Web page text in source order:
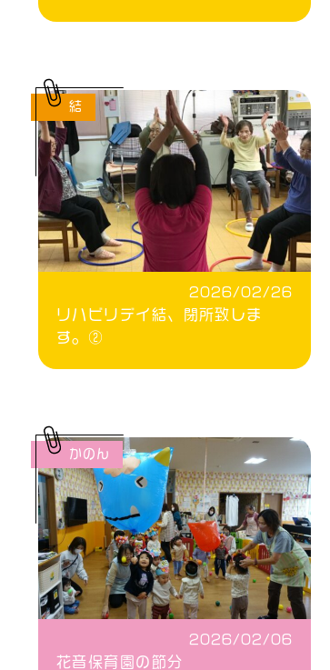
2026/02/26
リハビリデイ結、閉所致しま
す。②
結
2026/02/06
花音保育園の節分
かのん